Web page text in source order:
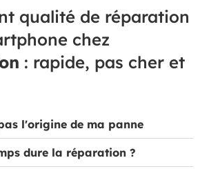
qualité de réparation
chez
: rapide, pas cher et
l'origine de ma panne
dure la réparation ?